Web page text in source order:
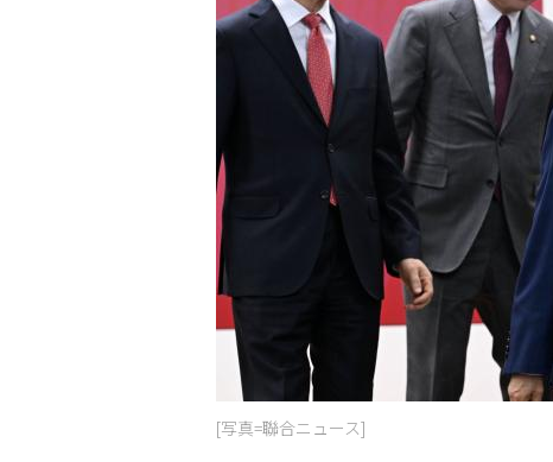
[写真=聯合ニュース]